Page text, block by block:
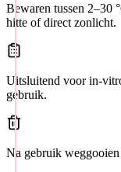
Bewaren tussen 2–30
hitte of direct zonlicht.
Uitsluitend voor in-
gebruik.
Na gebruik